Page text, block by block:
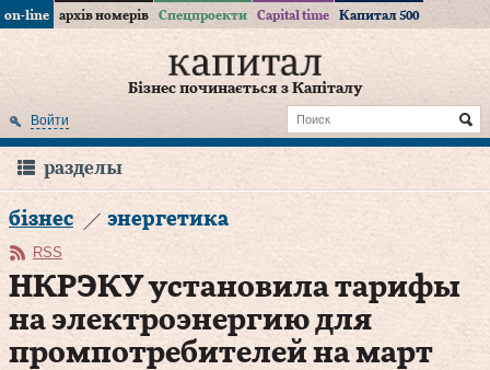
on-line архів номерів Спецпроекти Capital time Капитал 500
Бізнес починається з Капіталу
Войти
разделы
бізнес энергетика
RSS
НКРЭКУ установила тарифы
на электроэнергию для
промпотребителей на март